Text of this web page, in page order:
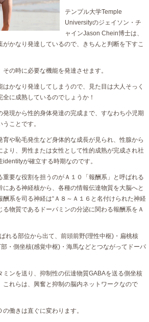
テンプル大学Temple
Universityのジェイソン・チ
ャインJason Chein博士は、
かなり発達しているので、きちんと判断を下すこ
の時に必要な機能を発達させます。
はかなり発達してしまうので、見た目は大人そっく
に成熟しているのでしょうか！
現から性的身体発達の完成まで、すなわち小児期
ことです。
育や恥毛発生など身体的な成長が見られ、性腺から
り、男性または女性として性的成熟が完成され社
が確立する時期なのです。
重要な役割を担うのがＡ１０「報酬系」と呼ばれる
ある神経核から、各種の情報伝達物質を大脳へと
系を司る神経は“Ａ８～Ａ１６と名付けられた神経
物質であるドーパミンの分泌に関わる報酬系をＡ
れる部位から出て、前頭前野(理性中枢)・扁桃核
・側坐核(感覚中枢)・海馬などとつながってドーパ
ミンを送り、抑制性の伝達物質GABAを送る側坐核
これらは、興奮と抑制の脳内ネットワークなので
働きは直ぐに変わります。